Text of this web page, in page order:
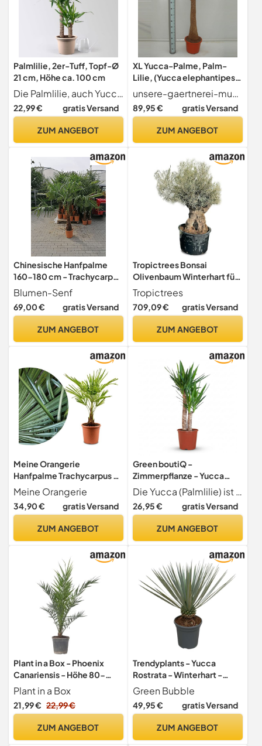
Palmlilie, 2er-Tuff, Topf-Ø
21 cm, Höhe ca. 100 cm
Die Palmlilie, auch Yucca-Palme genannt, Yucca elephantipes, im Pflanztopf mit 21 cm ist eine pflegeleichte Grünpflanze für sonnige, helle Lagen in Zimmer und Wintergarten. In den Sommermonaten auch
22,99 € gratis Versand
ZUM ANGEBOT
XL Yucca-Palme, Palm-
Lilie, (Yucca elephantipes),
1 Stamm, ca. 140 cm hoch,
Zimmerpflanzen,
Kübelpflanzen, Palme
unsere-gaertnerei-mueller
89,95 € gratis Versand
ZUM ANGEBOT
Chinesische Hanfpalme
160-180 cm - Trachycarpus
fortunei - Winterharte
Zimmer- & Gartenpflanze
für Balkon, Terrasse und
Robust & Exotischer
Blumen-Senf
69,00 € gratis Versand
ZUM ANGEBOT
Tropictrees Bonsai
Olivenbaum Winterhart für
Draußen, 250 cm Höhe
Bonsai Baum, Echt 160
Jahre alter Olea Europaea
altem knorrigem
Tropictrees
709,09 € gratis Versand
ZUM ANGEBOT
Meine Orangerie
Hanfpalme Trachycarpus -
Frosthart bis -19 Grad - im Ø
22cm Topf - Chinesische
Hanfpalme - Winterharte
Meine Orangerie
34,90 € gratis Versand
ZUM ANGEBOT
Green boutiQ -
Zimmerpflanze - Yucca
(Palmlilie) - Yucca
Elephantipes - Grün -
Pflegeleicht - 1 Pflanze -
Die Yucca (Palmlilie) ist eine extrem widerstandsfähige Zimmerpflanze, die nur minimale Pflege benötigt. Sie eignet sich ideal für Anfänger oder Menschen, die oft verreisen und Grün genießen.
26,95 € gratis Versand
ZUM ANGEBOT
Plant in a Box - Phoenix
Canariensis - Höhe 80-
100cm - Kanarische
Dattelpalme Winterhart fur
draußen - Topf 19cm
Plant in a Box
21,99 € 22,99 €
ZUM ANGEBOT
Trendyplants - Yucca
Rostrata - Winterhart -
Gartenpflanze - Höhe 40-
60 cm - Topfgröße Ø21cm
Green Bubble
49,95 € gratis Versand
ZUM ANGEBOT